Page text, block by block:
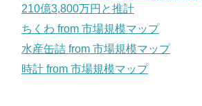
210億3,800万円と推計
ちくわ from 市場規模マップ
水産缶詰 from 市場規模マップ
時計 from 市場規模マップ